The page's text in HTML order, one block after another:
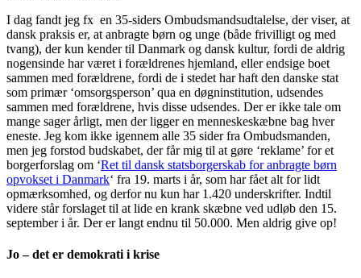
I dag fandt jeg fx en 35-siders Ombudsmandsudtalelse, der viser, at
dansk praksis er, at anbragte børn og unge (både frivilligt og med
tvang), der kun kender til Danmark og dansk kultur, fordi de aldrig
nogensinde har været i forældrenes hjemland, eller endsige boet
sammen med forældrene, fordi de i stedet har haft den danske stat
som primær ‘omsorgsperson’ qua en døgninstitution, udsendes
sammen med forældrene, hvis disse udsendes. Der er ikke tale om
mange sager årligt, men der ligger en menneskeskæbne bag hver
eneste. Jeg kom ikke igennem alle 35 sider fra Ombudsmanden,
men jeg forstod budskabet, der får mig til at gøre ‘reklame’ for et
borgerforslag om ‘Ret til dansk statsborgerskab for anbragte børn
opvokset i Danmark‘ fra 19. marts i år, som har fået alt for lidt
opmærksomhed, og derfor nu kun har 1.420 underskrifter. Indtil
videre står forslaget til at lide en krank skæbne ved udløb den 15.
september i år. Der er langt endnu til 50.000. Men aldrig give op!
Jo – det er demokrati i krise